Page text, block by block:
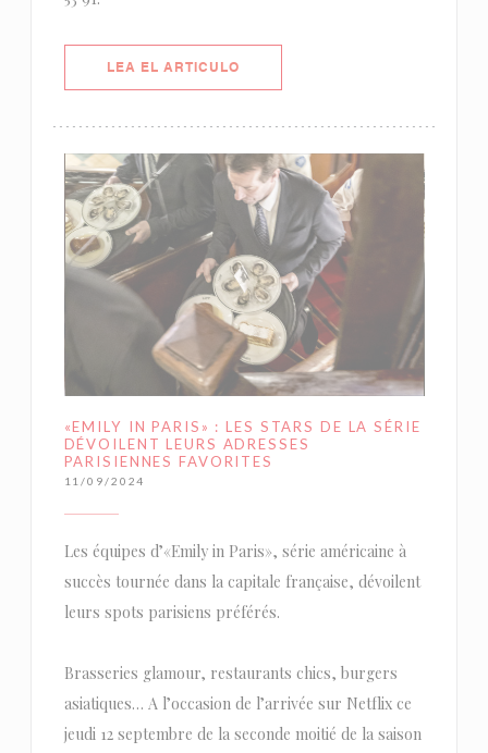
LEA EL ARTICULO((ABRE EN UNA NUEVA
«EMILY IN PARIS» : LES STARS DE LA SÉRIE
DÉVOILENT LEURS ADRESSES
PARISIENNES FAVORITES
11/09/2024
Les équipes d’«Emily in Paris», série américaine à
succès tournée dans la capitale française, dévoilent
leurs spots parisiens préférés.
Brasseries glamour, restaurants chics, burgers
asiatiques… A l’occasion de l’arrivée sur Netflix ce
jeudi 12 septembre de la seconde moitié de la saison